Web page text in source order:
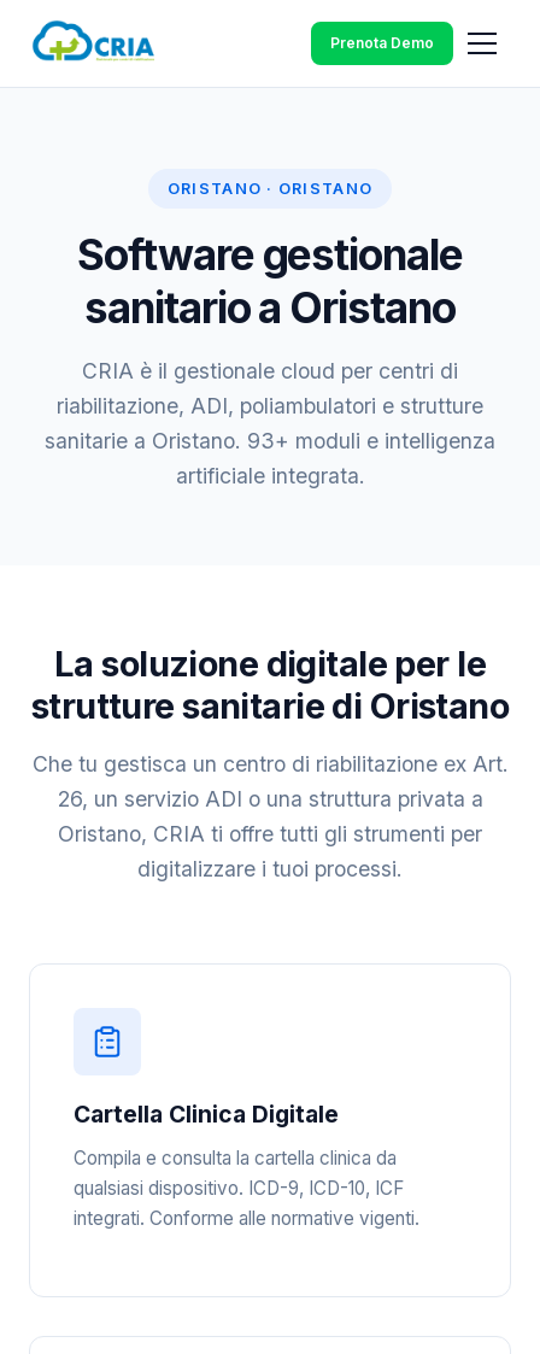
Prenota Demo
ORISTANO · ORISTANO
Software gestionale
sanitario a Oristano
CRIA è il gestionale cloud per centri di
riabilitazione, ADI, poliambulatori e strutture
sanitarie a Oristano. 93+ moduli e intelligenza
artificiale integrata.
La soluzione digitale per le
strutture sanitarie di Oristano
Che tu gestisca un centro di riabilitazione ex Art.
26, un servizio ADI o una struttura privata a
Oristano, CRIA ti offre tutti gli strumenti per
digitalizzare i tuoi processi.
Cartella Clinica Digitale
Compila e consulta la cartella clinica da
qualsiasi dispositivo. ICD-9, ICD-10, ICF
integrati. Conforme alle normative vigenti.